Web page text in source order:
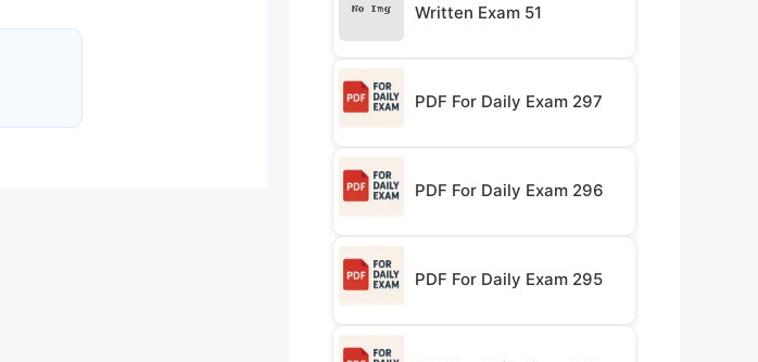
Written Exam 51
PDF For Daily Exam 297
PDF For Daily Exam 296
PDF For Daily Exam 295